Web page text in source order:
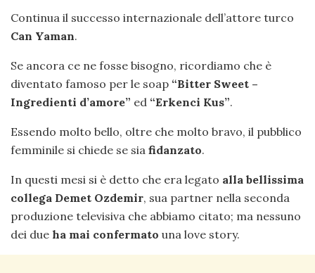
Continua il successo internazionale dell’attore turco
Can Yaman.
Se ancora ce ne fosse bisogno, ricordiamo che è
diventato famoso per le soap “Bitter Sweet –
Ingredienti d’amore” ed “Erkenci Kus”.
Essendo molto bello, oltre che molto bravo, il pubblico
femminile si chiede se sia fidanzato.
In questi mesi si è detto che era legato alla bellissima
collega Demet Ozdemir, sua partner nella seconda
produzione televisiva che abbiamo citato; ma nessuno
dei due ha mai confermato una love story.